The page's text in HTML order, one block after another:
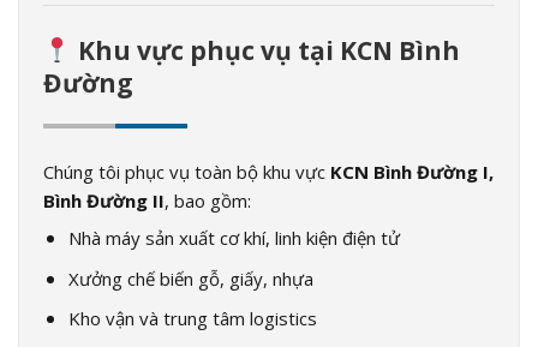
Khu vực phục vụ tại KCN Bình
Đường
Chúng tôi phục vụ toàn bộ khu vực KCN Bình Đường I,
Bình Đường II, bao gồm:
Nhà máy sản xuất cơ khí, linh kiện điện tử
Xưởng chế biến gỗ, giấy, nhựa
Kho vận và trung tâm logistics